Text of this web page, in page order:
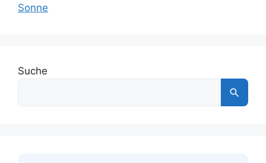
Sonne
Suche